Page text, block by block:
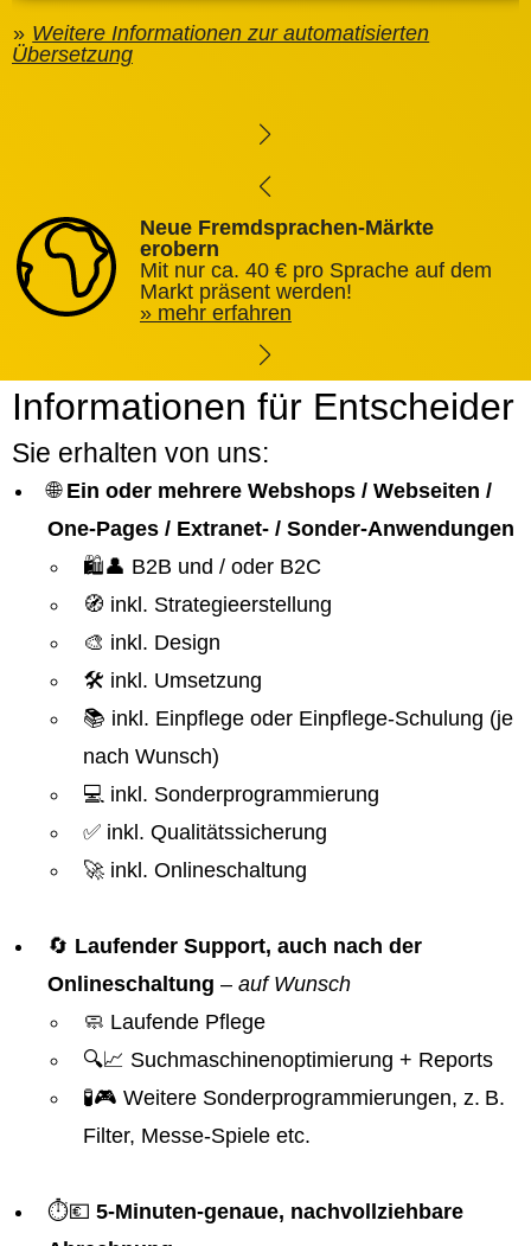
Weitere Informationen zur automatisierten
Übersetzung
Neue Fremdsprachen-Märkte
erobern
Mit nur ca. 40 € pro Sprache auf dem
Markt präsent werden!
mehr erfahren
Informationen für Entscheider
Sie erhalten von uns:
🌐 Ein oder mehrere Webshops / Webseiten /
One-Pages / Extranet- / Sonder-Anwendungen
🛍️👤 B2B und / oder B2C
🧭 inkl. Strategieerstellung
🎨 inkl. Design
🛠️ inkl. Umsetzung
📚 inkl. Einpflege oder Einpflege-Schulung (je
nach Wunsch)
💻 inkl. Sonderprogrammierung
✅ inkl. Qualitätssicherung
🚀 inkl. Onlineschaltung
🔄 Laufender Support, auch nach der
Onlineschaltung – auf Wunsch
🧼 Laufende Pflege
🔍📈 Suchmaschinenoptimierung + Reports
🧪🎮 Weitere Sonderprogrammierungen, z. B.
Filter, Messe-Spiele etc.
⏱️💶 5-Minuten-genaue, nachvollziehbare